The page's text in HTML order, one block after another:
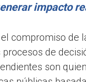
impacto
compromiso de
de
son